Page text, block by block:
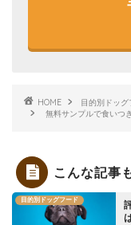
HOME
目的別ドッグ
無料サンプルで食いつ
こんな記事
目的別ドッグフード